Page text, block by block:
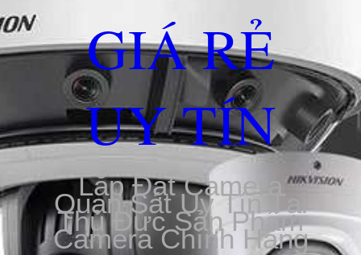
GIÁ RẺ
UY TÍN
Lắp Đặt Camera
Quan Sát Uy Tín Tại
Thủ Đức Sản Phẩm
Camera Chính Hãng